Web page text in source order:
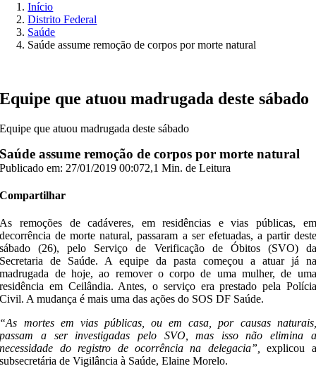
Início
Distrito Federal
Saúde
Saúde assume remoção de corpos por morte natural
Equipe que atuou madrugada deste sábado
Equipe que atuou madrugada deste sábado
Saúde assume remoção de corpos por morte natural
Publicado em: 27/01/2019 00:072,1 Min. de Leitura
Compartilhar
As remoções de cadáveres, em residências e vias públicas, em
decorrência de morte natural, passaram a ser efetuadas, a partir deste
sábado (26), pelo Serviço de Verificação de Óbitos (SVO) da
Secretaria de Saúde. A equipe da pasta começou a atuar já na
madrugada de hoje, ao remover o corpo de uma mulher, de uma
residência em Ceilândia. Antes, o serviço era prestado pela Polícia
Civil. A mudança é mais uma das ações do SOS DF Saúde.
“As mortes em vias públicas, ou em casa, por causas naturais,
passam a ser investigadas pelo SVO, mas isso não elimina a
necessidade do registro de ocorrência na delegacia”,
explicou a
subsecretária de Vigilância à Saúde, Elaine Morelo.